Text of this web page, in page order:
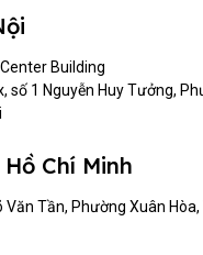
Building
số 1 Nguyễn Huy Tưởng,
Chí Minh
Tần, Phường Xuân Hòa,